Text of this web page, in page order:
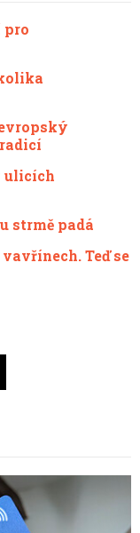
pro
ulicích
strmě padá
Teď se